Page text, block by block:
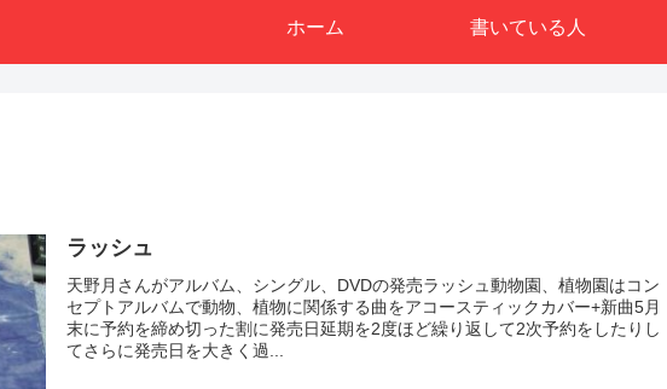
ホーム 書いている人
ラッシュ
天野月さんがアルバム、シングル、DVDの発売ラッシュ動物園、植物園はコン
セプトアルバムで動物、植物に関係する曲をアコースティックカバー+新曲5月
末に予約を締め切った割に発売日延期を2度ほど繰り返して2次予約をしたりし
てさらに発売日を大きく過...